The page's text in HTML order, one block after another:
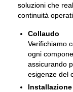
soluzioni che
continuità
Collaudo
Verifichiamo
ogni
assicurando
esigenze del
Installazione